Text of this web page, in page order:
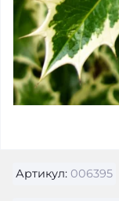
Артикул: 006395